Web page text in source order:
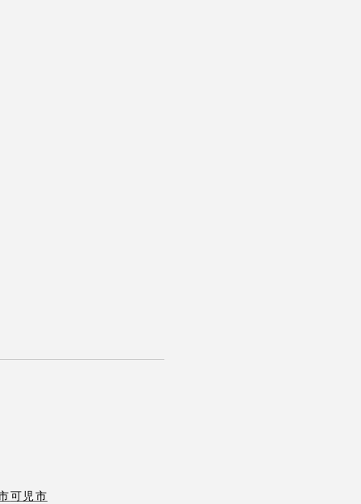
可児市